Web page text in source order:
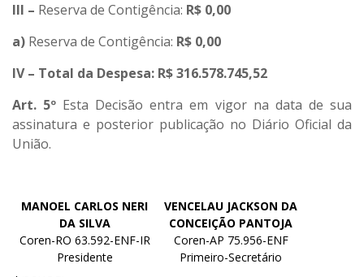
III – Reserva de Contigência: R$ 0,00
a) Reserva de Contigência: R$ 0,00
IV – Total da Despesa: R$ 316.578.745,52
Art. 5º Esta Decisão entra em vigor na data de sua
assinatura e posterior publicação no Diário Oficial da
União.
MANOEL CARLOS NERI
DA SILVA
Coren-RO 63.592-ENF-IR
Presidente
VENCELAU JACKSON DA
CONCEIÇÃO PANTOJA
Coren-AP 75.956-ENF
Primeiro-Secretário